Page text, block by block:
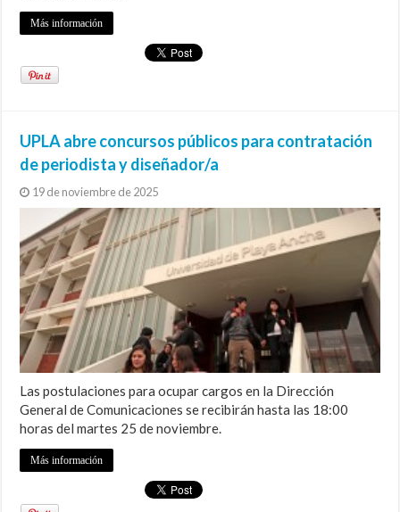
Más información
UPLA abre concursos públicos para contratación
de periodista y diseñador/a
19 de noviembre de 2025
Las postulaciones para ocupar cargos en la Dirección
General de Comunicaciones se recibirán hasta las 18:00
horas del martes 25 de noviembre.
Más información